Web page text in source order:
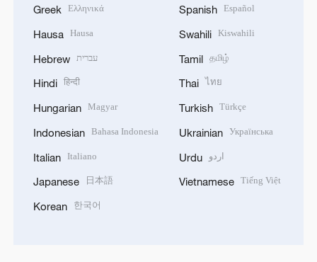
Greek Ελληνικά
Hausa Hausa
Hebrew עברית
Hindi हिन्दी
Hungarian Magyar
Indonesian Bahasa Indonesia
Italian Italiano
Japanese 日本語
Korean 한국어
Spanish Español
Swahili Kiswahili
Tamil தமிழ்
Thai ไทย
Turkish Türkçe
Ukrainian Українська
Urdu اردو
Vietnamese Tiếng Việt